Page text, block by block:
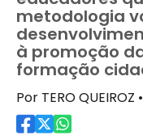
metodologia
à promoção
formação
Por TERO QUEIROZ